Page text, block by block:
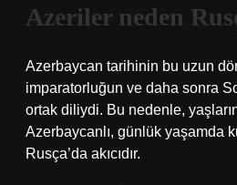
Azeriler neden
Azerbaycan tarihinin bu uzun
imparatorluğun ve daha sonra
ortak diliydi. Bu nedenle,
Azerbaycanlı, günlük yaşamda
Rusça’da akıcıdır.